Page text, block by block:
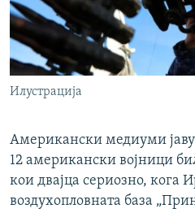
Илустрација
Американски медиуми
12 американски војници
кои двајца сериозно, кога
воздухопловната база